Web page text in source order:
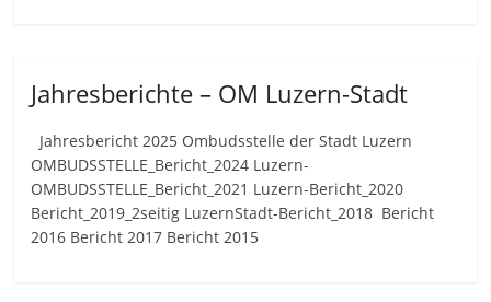
Jahresberichte – OM Luzern-Stadt
Jahresbericht 2025 Ombudsstelle der Stadt Luzern
OMBUDSSTELLE_Bericht_2024 Luzern-
OMBUDSSTELLE_Bericht_2021 Luzern-Bericht_2020
Bericht_2019_2seitig LuzernStadt-Bericht_2018 Bericht
2016 Bericht 2017 Bericht 2015